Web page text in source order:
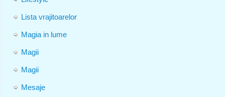
Lista vrajitoarelor
Magia in lume
Magii
Magii
Mesaje